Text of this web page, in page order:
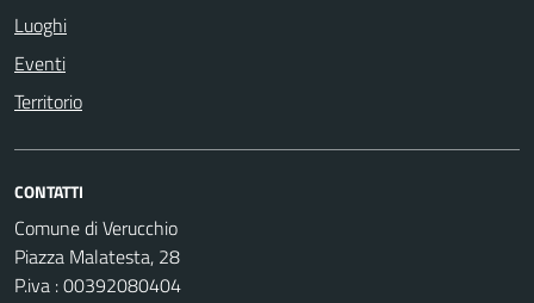
Luoghi
Eventi
Territorio
CONTATTI
Comune di Verucchio
Piazza Malatesta, 28
P.iva : 00392080404